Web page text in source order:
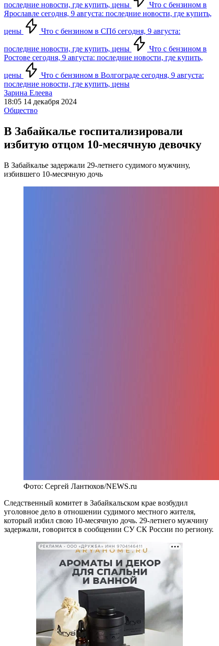
последние новости, где купить, цены
Что с бензином в
Ярославле сегодня, 9 августа: последние новости, где купить,
цены Что с бензином в СПб сегодня, 9 августа:
последние новости, где купить, цены
Что с бензином в
Ростове сегодня, 9 августа: последние новости, где купить,
цены
Что с бензином в Волгограде сегодня, 9 августа:
последние новости, где купить, цены
Зарина Елеева
18:05 14 декабря 2024
Общество
В Забайкалье госпитализировали
избитую отцом 10-месячную девочку
В Забайкалье задержали 29-летнего судимого мужчину,
избившего 10-месячную дочь
Фото: Сергей Лантюхов/NEWS.ru
Следственный комитет в Забайкальском крае возбудил
уголовное дело в отношении судимого местного жителя,
который избил свою 10-месячную дочь. 29-летнего мужчину
задержали, говорится в сообщении СУ СК России по региону.
РЕКЛАМА • ООО «ДРУЖБА» ИНН 9704146411